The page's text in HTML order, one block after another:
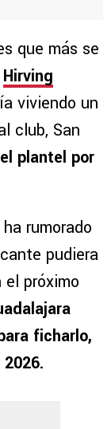
que más se
Hirving
viviendo un
club, San
plantel por
rumorado
pudiera
próximo
ficharlo,